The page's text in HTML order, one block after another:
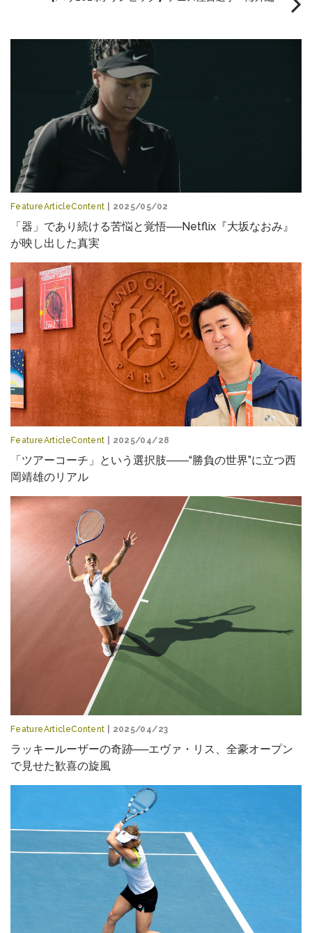
FeatureArticleContent | 2025/05/02
「器」であり続ける苦悩と覚悟──Netflix『大坂なおみ』
が映し出した真実
FeatureArticleContent | 2025/04/28
「ツアーコーチ」という選択肢――“勝負の世界”に立つ西
岡靖雄のリアル
FeatureArticleContent | 2025/04/23
ラッキールーザーの奇跡──エヴァ・リス、全豪オープン
で見せた歓喜の旋風